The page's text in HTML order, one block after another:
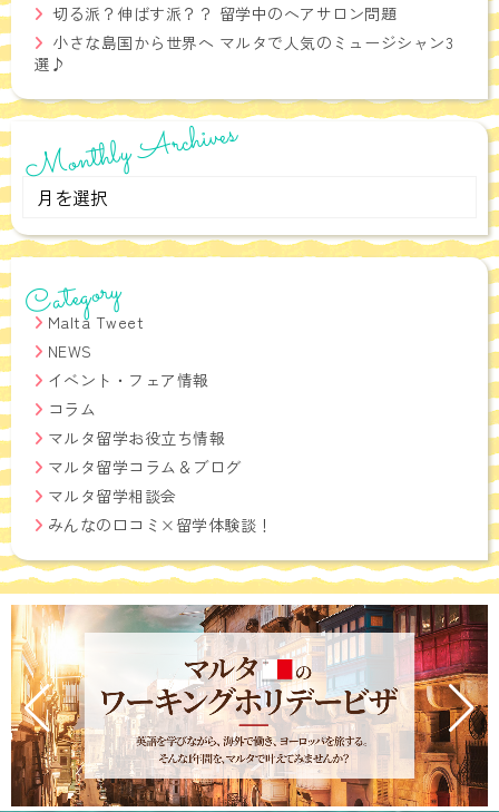
切る派？伸ばす派？？ 留学中のヘアサロン問題
小さな島国から世界へ マルタで人気のミュージシャン3
選♪
Monthly Archives
Monthly
Archives
Category
Malta Tweet
NEWS
イベント・フェア情報
コラム
マルタ留学お役立ち情報
マルタ留学コラム＆ブログ
マルタ留学相談会
みんなの口コミ×留学体験談！